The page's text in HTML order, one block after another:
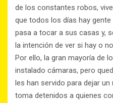
de los constantes robos,
que todos los días hay
pasa a tocar a sus casas y,
la intención de ver si hay o
Por ello, la gran mayoría de
instalado cámaras, pero
les han servido para dejar
toma detenidos a quienes